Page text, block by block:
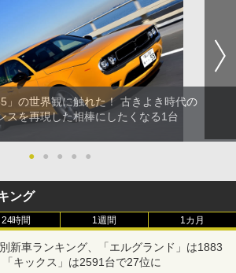
」の世界観に触れた！ 古きよき時代の
スを再現した相棒にしたくなる1台
● ● ● ● ●
ング
24時間 1週間 1カ月
新車ランキング、「エルグランド」は1883
キックス」は2591台で27位に